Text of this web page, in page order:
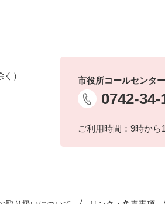
）
市役所コールセンター
0742-34-
ご利用時間：9時から